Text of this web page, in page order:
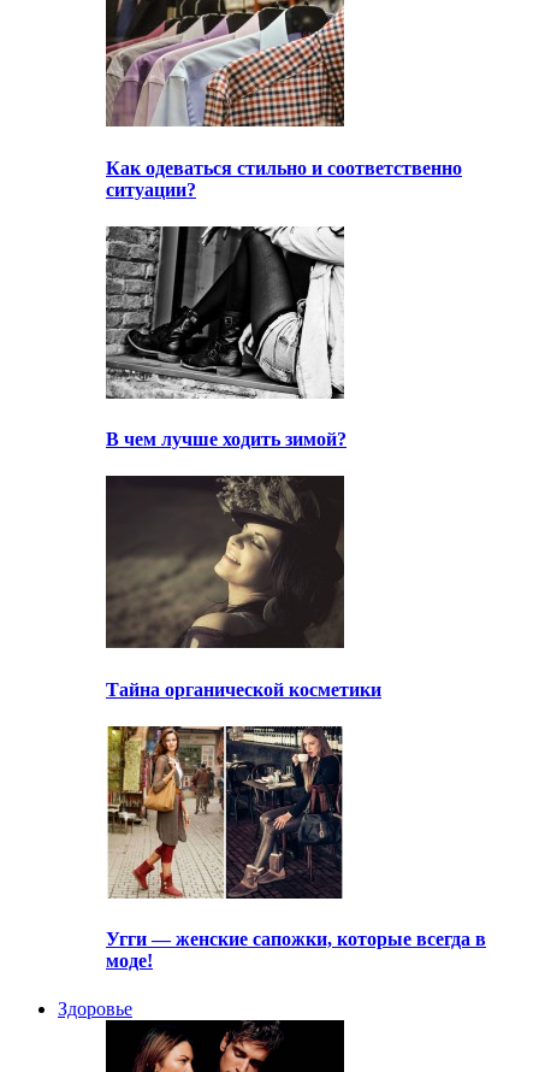
Как одеваться стильно и соответственно
ситуации?
В чем лучше ходить зимой?
Тайна органической косметики
Угги — женские сапожки, которые всегда в
моде!
Здоровье